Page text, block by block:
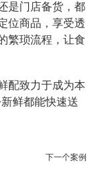
是门店备货，都
位商品，享受透
繁琐流程，让食
配致力于成为本
鲜都能快速送
下一个案例